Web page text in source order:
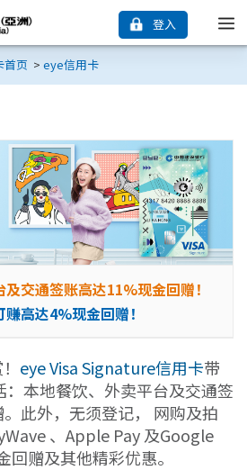
登入
首页 > eye信用卡
及交通签账高达11%现金回赠！
高达4%现金回赠！
eye Visa Signature信用卡带
本地餐饮、外卖平台及交通签
此外，无须登记， 网购及拍
、Apple Pay 及Google
回赠及其他精彩优惠。